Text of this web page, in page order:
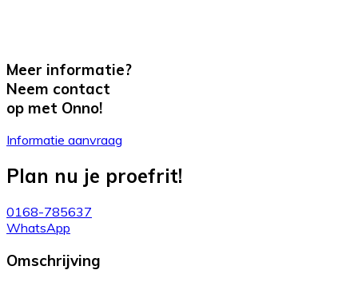
Meer informatie?
Neem contact
op met Onno!
Informatie aanvraag
Plan nu je proefrit!
0168-785637
WhatsApp
Omschrijving